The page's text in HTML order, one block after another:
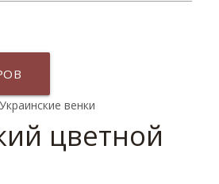
Украинские венки
цветной